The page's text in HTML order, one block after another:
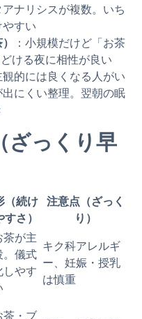
アナリシスが複数。いち
すい
：小規模だけど「お茶
ける夜に相性が良い
観的には良くなる人がい
にくい整理。翌朝の眠
ざっくり早
（続け
すさ）
注意点（ざっく
り）
茶が主
。儀式
しやす
キク科アレルギ
ー、妊娠・授乳
は慎重
茶・ブ